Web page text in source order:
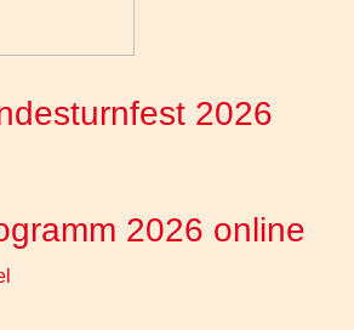
2026
2026 online